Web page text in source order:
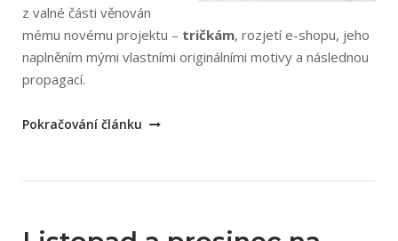
z valné části věnován
mému novému projektu – tričkám, rozjetí e-shopu, jeho
naplněním mými vlastními originálními motivy a následnou
propagací.
„Leden
volné
Pokračování článku